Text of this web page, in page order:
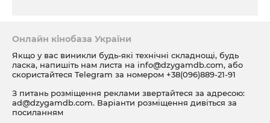
Онлайн кінобаза України
Якщо у вас виникли будь-які технічні складнощі, будь
ласка, напишіть нам листа на info@dzygamdb.com, або
скористайтеся Telegram за номером +38(096)889-21-91
З питань розміщення реклами звертайтеся за адресою:
ad@dzygamdb.com. Варіанти розміщення дивіться за
посиланням